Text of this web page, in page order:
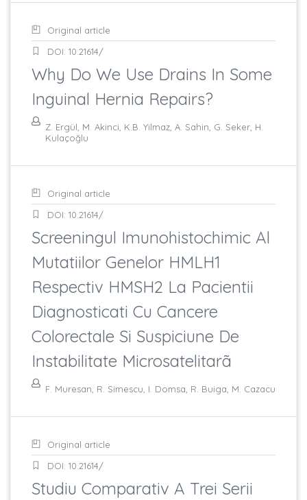
Original article
DOI: 10.21614/
Why Do We Use Drains In Some
Inguinal Hernia Repairs?
Z. Ergül, M. Akinci, K.B. Yilmaz, A. Sahin, G. Seker, H.
Kulaçoğlu
Original article
DOI: 10.21614/
Screeningul Imunohistochimic Al
Mutatiilor Genelor HMLH1
Respectiv HMSH2 La Pacientii
Diagnosticati Cu Cancere
Colorectale Si Suspiciune De
Instabilitate Microsatelitarã
F. Muresan, R. Simescu, I. Domsa, R. Buiga, M. Cazacu
Original article
DOI: 10.21614/
Studiu Comparativ A Trei Serii